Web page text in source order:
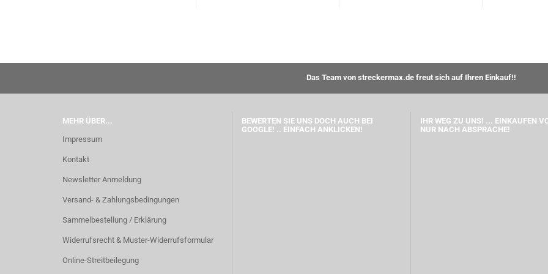
Das Team von streckermax.de freut sich auf Ihren Einkauf!!
MEHR ÜBER...
Impressum
Kontakt
Newsletter Anmeldung
Versand- & Zahlungsbedingungen
Sammelbestellung / Erklärung
Widerrufsrecht & Muster-Widerrufsformular
Online-Streitbeilegung
BEWERTEN SIE UNS DOCH AUCH BEI
GOOGLE! .. EINFACH ANKLICKEN!
IHR WEG ZU UNS! ... EINKAUFEN
NUR NACH ABSPRACHE!